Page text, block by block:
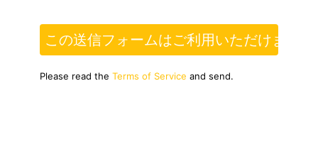
この送信フォームはご利用いただけません
Please read the Terms of Service and send.